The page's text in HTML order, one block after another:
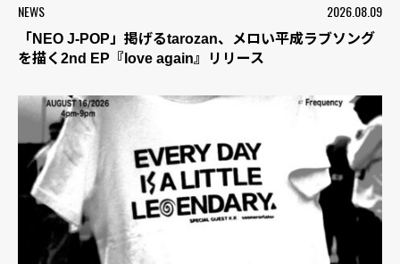
NEWS 2026.08.09
「NEO J-POP」掲げるtarozan、メロい平成ラブソング
を描く2nd EP『love again』リリース